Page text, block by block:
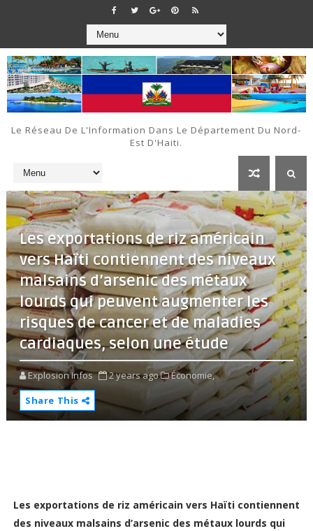
Le Réseau De L'Information Dans Le Département Du Nord-
Est D'Haiti.
Les exportations de riz américain
vers Haïti contiennent des niveaux
malsains d’arsenic des métaux
lourds qui peuvent augmenter les
risques de cancer et de maladies
cardiaques, selon une étude
Explosion Infos 2 years ago
Économie,
Share This
Les exportations de riz américain vers Haïti contiennent
des niveaux malsains d’arsenic des métaux lourds qui